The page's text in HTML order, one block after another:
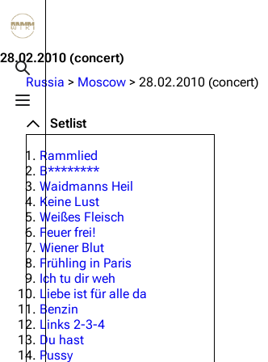
Toggle search
Toggle menu
Navigation
Blog
On this day
Random page
Contact
Members
Richard Kruspe
28.02.2010 (concert)
Russia > Moscow > 28.02.2010 (concert)
Setlist
Rammlied
B********
Waidmanns Heil
Keine Lust
Weißes Fleisch
Feuer frei!
Wiener Blut
Frühling in Paris
Ich tu dir weh
Liebe ist für alle da
Benzin
Links 2-3-4
Du hast
Pussy